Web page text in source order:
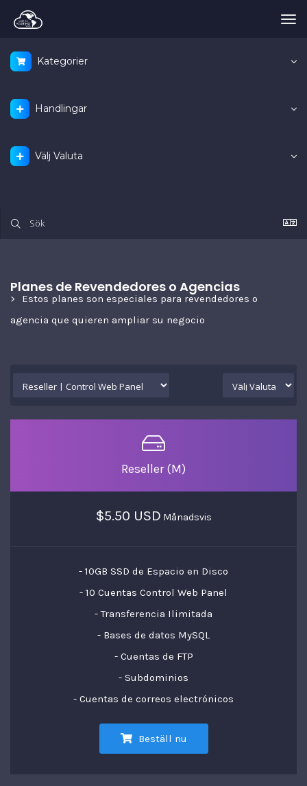
Kategorier
Handlingar
Välj Valuta
Planes de Revendedores o Agencias
Estos planes son especiales para revendedores o
agencia que quieren ampliar su negocio
Reseller (M)
$5.50 USD Månadsvis
- 10GB SSD de Espacio en Disco
- 10 Cuentas Control Web Panel
- Transferencia Ilimitada
- Bases de datos MySQL
- Cuentas de FTP
- Subdominios
- Cuentas de correos electrónicos
Beställ nu